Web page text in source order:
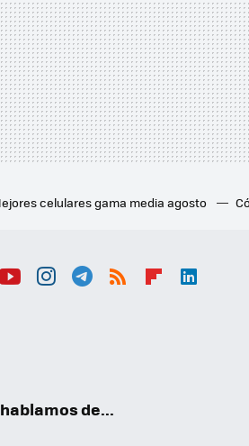
celulares gama media agosto
de...